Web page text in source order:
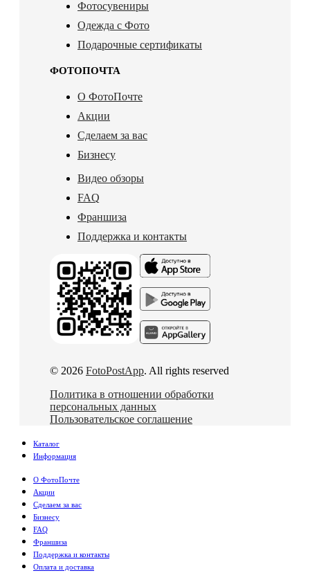
Фотосувениры
Одежда с Фото
Подарочные сертификаты
ФОТОПОЧТА
О ФотоПочте
Акции
Сделаем за вас
Бизнесу
Видео обзоры
FAQ
Франшиза
Поддержка и контакты
© 2026 FotoPostApp. All rights reserved
Политика в отношении обработки
персональных данных
Пользовательское соглашение
Каталог
Информация
О ФотоПочте
Акции
Сделаем за вас
Бизнесу
FAQ
Франшиза
Поддержка и контакты
Оплата и доставка